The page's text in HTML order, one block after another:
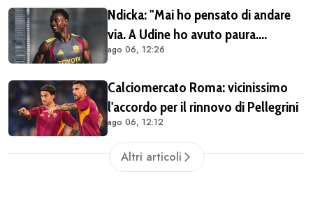
Ndicka: "Mai ho pensato di andare
via. A Udine ho avuto paura.
Pellegrini? Lo aspettiamo a braccia
ago 06, 12:26
Calciomercato Roma: vicinissimo
l'accordo per il rinnovo di Pellegrini
ago 06, 12:12
Altri articoli